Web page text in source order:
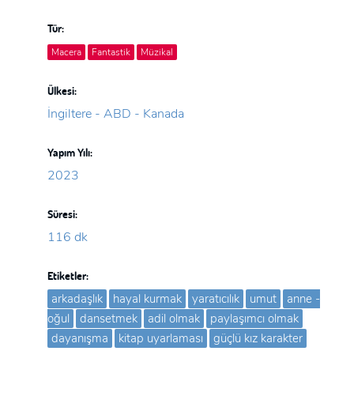
Tür:
Macera Fantastik Müzikal
Ülkesi:
İngiltere - ABD - Kanada
Yapım Yılı:
2023
Süresi:
116 dk
Etiketler:
arkadaşlık hayal kurmak yaratıcılık umut
anne -
oğul
dansetmek adil olmak
paylaşımcı olmak
dayanışma
kitap uyarlaması güçlü kız karakter